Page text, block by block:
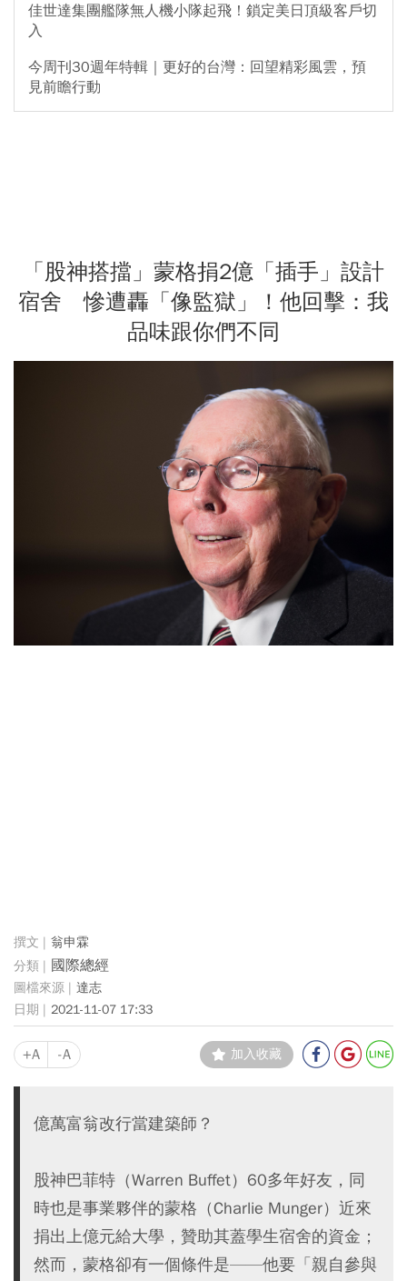
佳世達集團艦隊無人機小隊起飛！鎖定美日頂級客戶切
入
今周刊30週年特輯｜更好的台灣：回望精彩風雲，預
見前瞻行動
「股神搭擋」蒙格捐2億「插手」設計
宿舍 慘遭轟「像監獄」！他回擊：我
品味跟你們不同
翁申霖
國際總經
達志
2021-11-07 17:33
+A -A 加入收藏
億萬富翁改行當建築師？
股神巴菲特（Warren Buffet）60多年好友，同
時也是事業夥伴的蒙格（Charlie Munger）近來
捐出上億元給大學，贊助其蓋學生宿舍的資金；
然而，蒙格卻有一個條件是——他要「親自參與